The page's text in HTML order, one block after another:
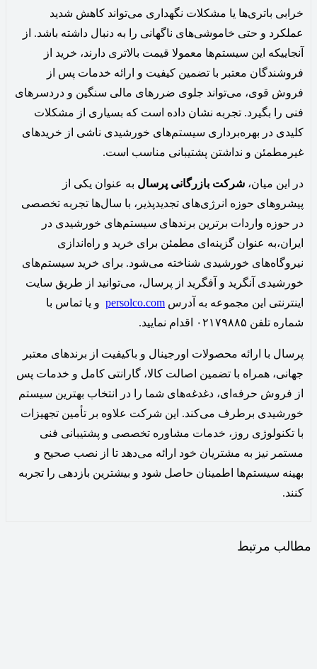
خرابی باتری‌ها یا مشکلات نگهداری می‌تواند کاهش شدید
عملکرد و حتی خاموشی‌های ناگهانی را به دنبال داشته باشد. از
آنجاییکه این سیستم‌ها معمولا قیمت بالاتری دارند، خرید از
فروشندگان معتبر با تضمین کیفیت و ارائه خدمات پس از
فروش قوی، می‌تواند جلوی ضررهای مالی سنگین و دردسرهای
فنی را بگیرد. تجربه نشان داده است که بسیاری از مشکلات
کلیدی در بهره‌برداری سیستم‌های خورشیدی ناشی از خریدهای
غیرمطمئن و نداشتن پشتیبانی مناسب است.
در این میان، شرکت بازرگانی پرسال به عنوان یکی از
پیشروهای حوزه انرژی‌های تجدیدپذیر، با سال‌ها تجربه تخصصی
در حوزه واردات برترین برندهای سیستم‌های خورشیدی در
ایران،به عنوان گزینه‌ای مطمئن برای خرید و راه‌اندازی
نیروگاه‌های خورشیدی شناخته می‌شود. برای خرید سیستم‌های
خورشیدی آنگرید و آفگرید از پرسال، می‌توانید از طریق سایت
اینترنتی این مجموعه به آدرس persolco.com و یا تماس با
شماره تلفن ۰۲۱۷۹۸۸۵ اقدام نمایید.
پرسال با ارائه محصولات اورجینال و باکیفیت از برندهای معتبر
جهانی، همراه با تضمین اصالت کالا، گارانتی کامل و خدمات پس
از فروش حرفه‌ای، دغدغه‌های شما را در انتخاب بهترین سیستم
خورشیدی برطرف می‌کند. این شرکت علاوه بر تأمین تجهیزات
با تکنولوژی روز، خدمات مشاوره تخصصی و پشتیبانی فنی
مستمر نیز به مشتریان خود ارائه می‌دهد تا از نصب صحیح و
بهینه سیستم‌ها اطمینان حاصل شود و بیشترین بازدهی را تجربه
کنند.
مطالب مرتبط